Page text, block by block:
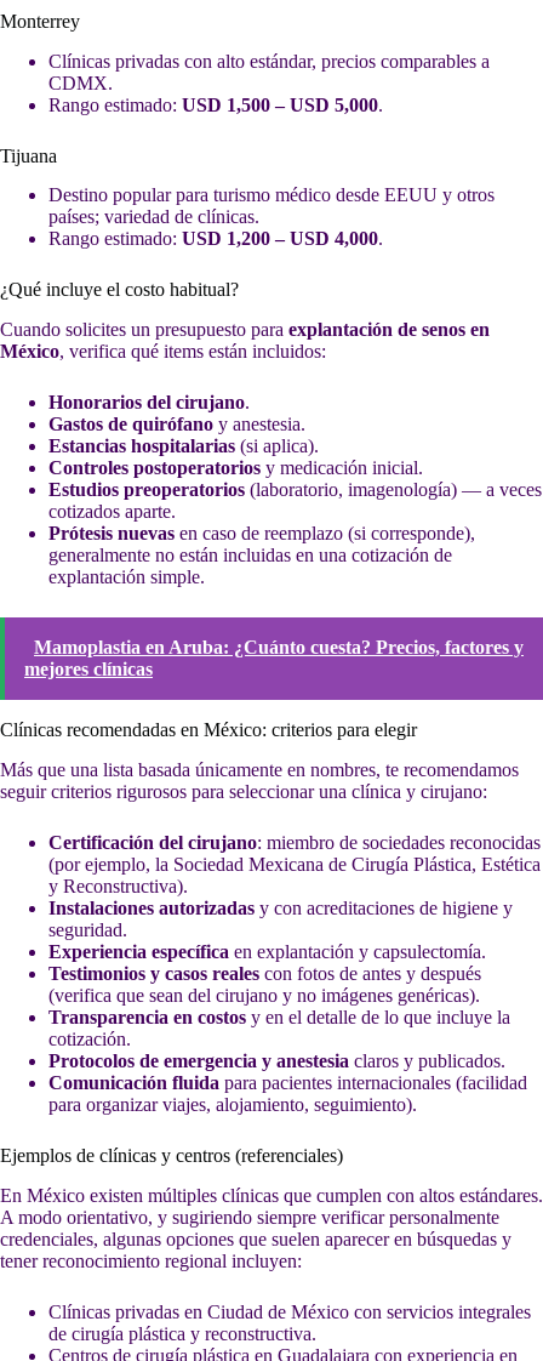
Monterrey
Clínicas privadas con alto estándar, precios comparables a
CDMX.
Rango estimado: USD 1,500 – USD 5,000.
Tijuana
Destino popular para turismo médico desde EEUU y otros
países; variedad de clínicas.
Rango estimado: USD 1,200 – USD 4,000.
¿Qué incluye el costo habitual?
Cuando solicites un presupuesto para explantación de senos en
México, verifica qué items están incluidos:
Honorarios del cirujano.
Gastos de quirófano y anestesia.
Estancias hospitalarias (si aplica).
Controles postoperatorios y medicación inicial.
Estudios preoperatorios (laboratorio, imagenología) — a veces
cotizados aparte.
Prótesis nuevas en caso de reemplazo (si corresponde),
generalmente no están incluidas en una cotización de
explantación simple.
Mamoplastia en Aruba: ¿Cuánto cuesta? Precios, factores y
mejores clínicas
Clínicas recomendadas en México: criterios para elegir
Más que una lista basada únicamente en nombres, te recomendamos
seguir criterios rigurosos para seleccionar una clínica y cirujano:
Certificación del cirujano: miembro de sociedades reconocidas
(por ejemplo, la Sociedad Mexicana de Cirugía Plástica, Estética
y Reconstructiva).
Instalaciones autorizadas y con acreditaciones de higiene y
seguridad.
Experiencia específica en explantación y capsulectomía.
Testimonios y casos reales con fotos de antes y después
(verifica que sean del cirujano y no imágenes genéricas).
Transparencia en costos y en el detalle de lo que incluye la
cotización.
Protocolos de emergencia y anestesia claros y publicados.
Comunicación fluida para pacientes internacionales (facilidad
para organizar viajes, alojamiento, seguimiento).
Ejemplos de clínicas y centros (referenciales)
En México existen múltiples clínicas que cumplen con altos estándares.
A modo orientativo, y sugiriendo siempre verificar personalmente
credenciales, algunas opciones que suelen aparecer en búsquedas y
tener reconocimiento regional incluyen:
Clínicas privadas en Ciudad de México con servicios integrales
de cirugía plástica y reconstructiva.
Centros de cirugía plástica en Guadalajara con experiencia en